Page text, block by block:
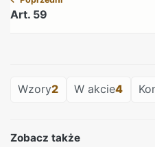
Art. 59
Wzory2 W akcie4
Zobacz także